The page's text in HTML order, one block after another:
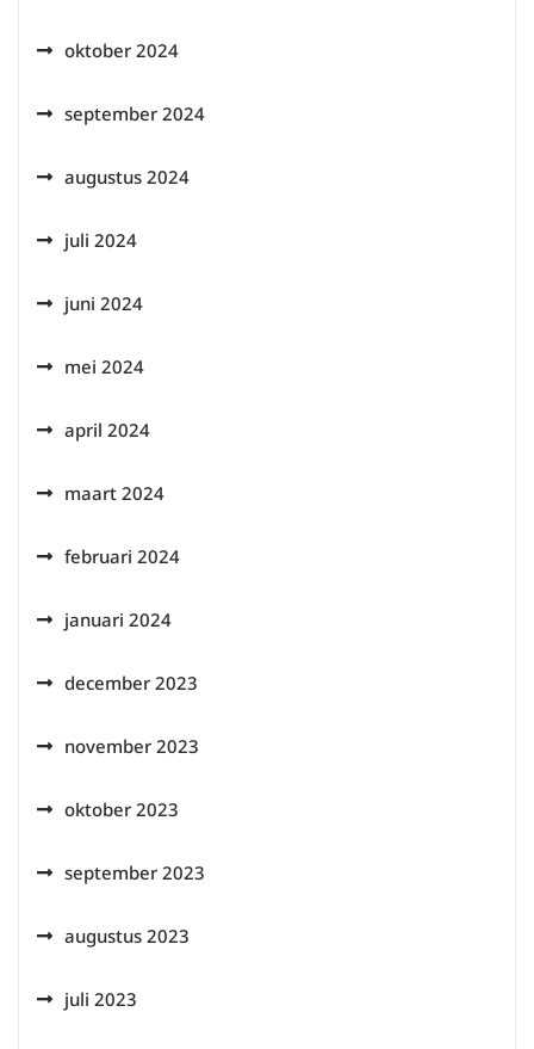
oktober 2024
september 2024
augustus 2024
juli 2024
juni 2024
mei 2024
april 2024
maart 2024
februari 2024
januari 2024
december 2023
november 2023
oktober 2023
september 2023
augustus 2023
juli 2023